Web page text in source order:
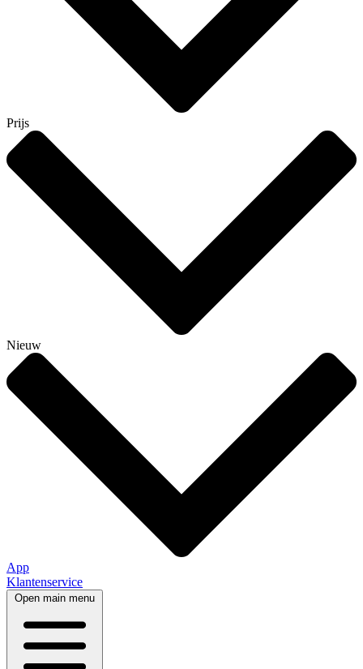
Prijs
Nieuw
App
Klantenservice
Open main menu